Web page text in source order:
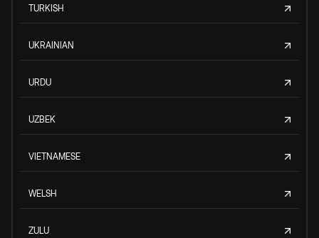
TURKISH
UKRAINIAN
URDU
UZBEK
VIETNAMESE
WELSH
ZULU